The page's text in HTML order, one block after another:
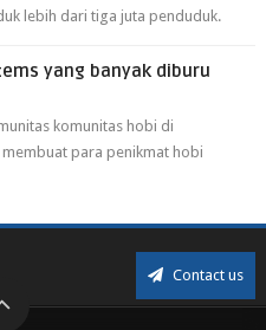
lebih dari tiga juta penduduk.
yang banyak diburu
komunitas hobi di
para penikmat hobi
Contact us